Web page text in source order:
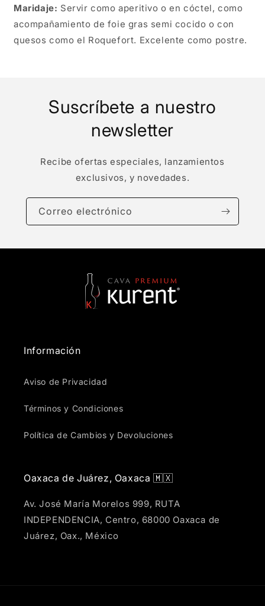
Maridaje: Servir como aperitivo o en cóctel, como
acompañamiento de foie gras semi cocido o con
quesos como el Roquefort. Excelente como postre.
Suscríbete a nuestro
newsletter
Recibe ofertas especiales, lanzamientos
exclusivos, y novedades.
Correo electrónico
Información
Aviso de Privacidad
Términos y Condiciones
Política de Cambios y Devoluciones
Oaxaca de Juárez, Oaxaca 🇲🇽
Av. José María Morelos 999, RUTA
INDEPENDENCIA, Centro, 68000 Oaxaca de
Juárez, Oax., México